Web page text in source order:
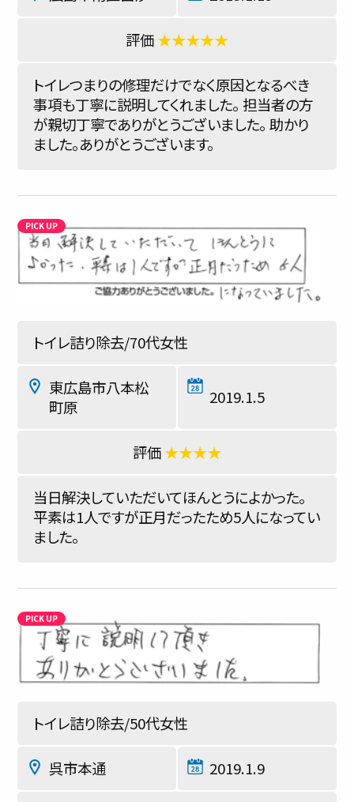
★★★★★
トイレつまりの修理だけでなく原因となるべき
事項も丁寧に説明してくれました。 担当者の方
が親切丁寧でありがとうございました。 助かり
ました。ありがとうございます。
トイレ詰り除去/70代女性
東広島市八本松
町原
2019.1.5
★★★★
当日解決していただいてほんとうによかった。
平素は1人ですが正月だったため5人になってい
ました。
トイレ詰り除去/50代女性
呉市本通 2019.1.9